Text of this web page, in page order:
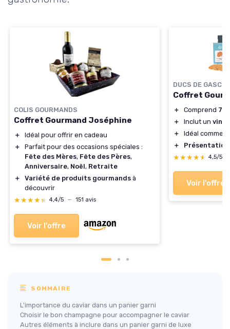
COLIS GOURMANDS
Coffret Gourmand Joséphine
＋
Idéal pour offrir en cadeau
＋
Parfait pour des occasions spéciales :
Fête des Mères, Fête des Pères,
Anniversaire, Noël, Retraite
＋
Variété de produits gourmands à
découvrir
★★★★★
★★★★★ 4,4/5 — 151 avis
Voir l'offre
DUCS DE
Coffret
＋ Comprend 7
＋
Inclut un vin
＋
Idéal comme
＋
★★★★★
★★★★★ 4,5/5
Voir l'offre
SOMMAIRE
L'importance du caviar dans un panier garni
Choisir le bon champagne pour accompagner le caviar
Autres éléments à inclure dans un panier garni de luxe